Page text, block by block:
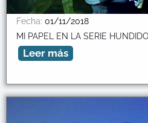
Fecha: 01/11/2018
MI PAPEL EN LA SERIE
Leer más